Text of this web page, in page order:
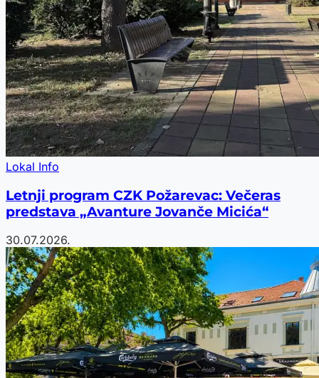
Lokal Info
Letnji program CZK Požarevac: Večeras
predstava „Avanture Jovanče Micića“
30.07.2026.